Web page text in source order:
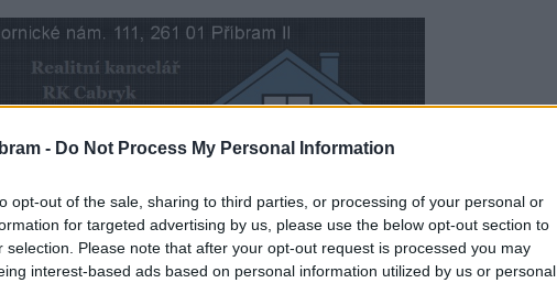
- Do Not Process My Personal Information
opt-out of the sale, sharing to third parties, or processing of your personal or
for targeted advertising by us, please use the below opt-out section to
selection. Please note that after your opt-out request is processed you may
interest-based ads based on personal information utilized by us or personal
Na programu měli pouhých 16 bodů a tak to
zasedání. Zhruba po hodině se zdálo, že se
a rekord nepadl.